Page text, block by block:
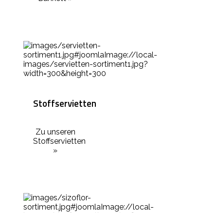
Stoffservietten
Zu unseren
Stoffservietten
»